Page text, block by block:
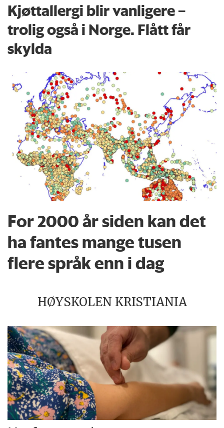
Kjøttallergi blir vanligere –
trolig også i Norge. Flått får
skylda
For 2000 år siden kan det
ha fantes mange tusen
flere språk enn i dag
HØYSKOLEN KRISTIANIA